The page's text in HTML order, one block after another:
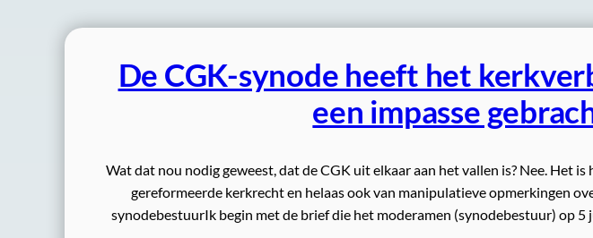
De CGK-synode heeft het
een impasse
Wat dat nou nodig geweest, dat de CGK uit elkaar aan het vallen is? Nee. Het
gereformeerde kerkrecht en helaas ook van manipulatieve opmerkingen
synodebestuurIk begin met de brief die het moderamen (synodebestuur) op 5